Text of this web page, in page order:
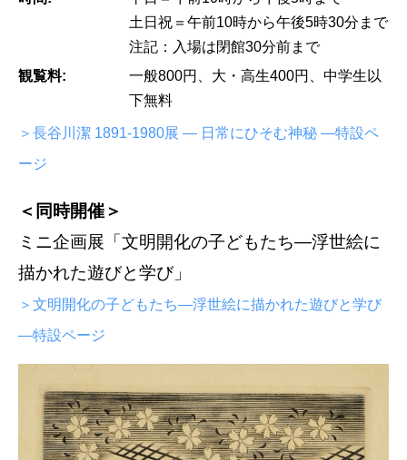
土日祝＝午前10時から午後5時30分まで
注記：入場は閉館30分前まで
観覧料:
一般800円、大・高生400円、中学生以
下無料
＞長谷川潔 1891-1980展 ― 日常にひそむ神秘 ―特設ペ
ージ
＜同時開催＞
ミニ企画展「文明開化の子どもたち―浮世絵に
描かれた遊びと学び」
＞文明開化の子どもたち―浮世絵に描かれた遊びと学び
―特設ページ